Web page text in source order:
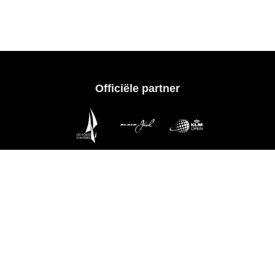
Officiële partner